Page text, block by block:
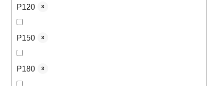
P120 3
P150 3
P180 3